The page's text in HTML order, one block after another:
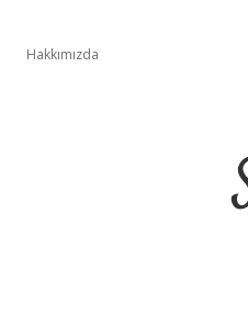
Hakkımızda